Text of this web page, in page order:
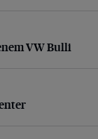
VW Bulli
VW Bulli